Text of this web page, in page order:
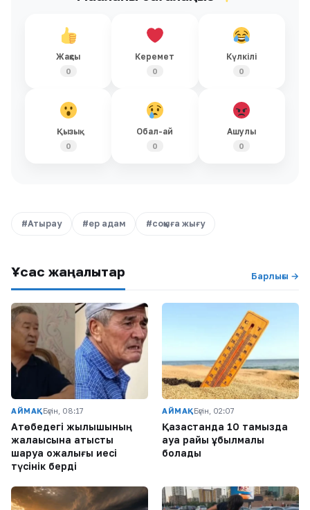
Жақсы
0
Керемет
0
Күлкілі
0
Қызық
0
Обал-ай
0
Ашулы
0
#Атырау #ер адам #соққыға жығу
Ұқсас жаңалықтар Барлығы →
АЙМАҚБүгін, 08:17
Ақтөбедегі жылқышының
жалақысына қатысты
шаруа қожалығы иесі
түсінік берді
АЙМАҚБүгін, 02:07
Қазақстанда 10 тамызда
ауа райы құбылмалы
болады